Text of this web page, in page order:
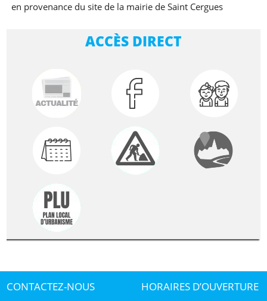
en provenance du site de la mairie de Saint Cergues
ACCÈS DIRECT
CONTACTEZ-NOUS HORAIRES D’OUVERTURE